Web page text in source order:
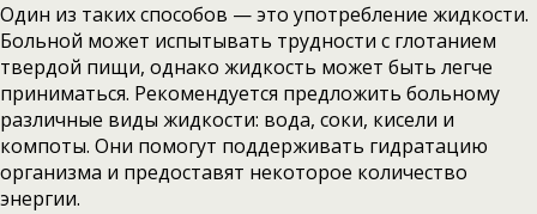
Один из таких способов — это употребление жидкости.
Больной может испытывать трудности с глотанием
твердой пищи, однако жидкость может быть легче
приниматься. Рекомендуется предложить больному
различные виды жидкости: вода, соки, кисели и
компоты. Они помогут поддерживать гидратацию
организма и предоставят некоторое количество
энергии.